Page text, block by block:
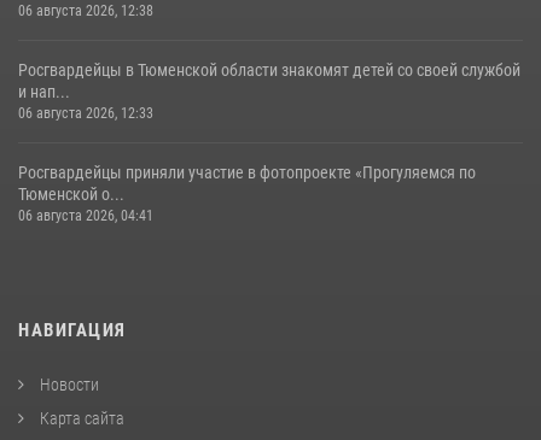
06 августа 2026, 12:38
Росгвардейцы в Тюменской области знакомят детей со своей службой
и нап...
06 августа 2026, 12:33
Росгвардейцы приняли участие в фотопроекте «Прогуляемся по
Тюменской о...
06 августа 2026, 04:41
НАВИГАЦИЯ
Новости
Карта сайта